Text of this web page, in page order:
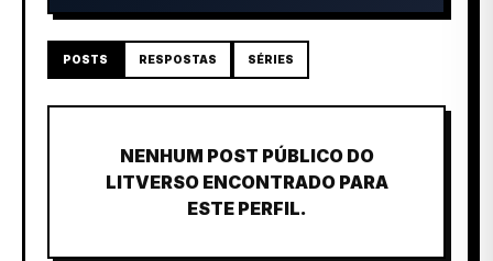
POSTS RESPOSTAS SÉRIES
NENHUM POST PÚBLICO DO
LITVERSO ENCONTRADO PARA
ESTE PERFIL.